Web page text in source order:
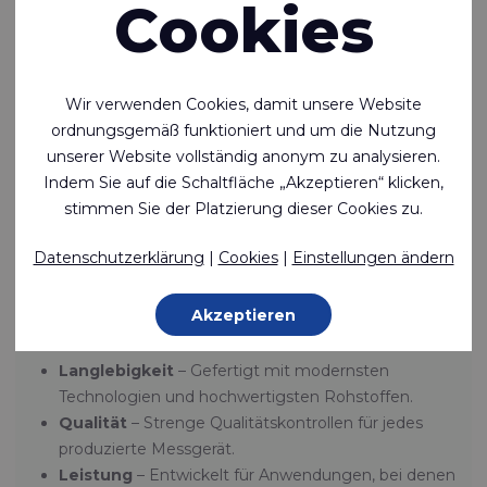
Schutzausrüstung (PSA).
Das Versprechen von Riverseal®
Zuverlässigkeitsgarantie
Mit über 40 Jahren Erfahrung hat Rivertex® Technical
Fabrics Riverseal® entwickelt, um höchste Qualitäts- und
Leistungsstandards zu erfüllen. Unser Engagement
spiegelt sich im Riverseal®-Gütesiegel wider, das
aufweist:
Zuverlässigkeit – Geprüft, zugelassen und nach
Langlebigkeit – Gefertigt mit modernsten
Technologien und hochwertigsten Rohstoffen.
Qualität – Strenge Qualitätskontrollen für jedes
produzierte Messgerät.
Leistung – Entwickelt für Anwendungen, bei denen
Cookies
Wir verwenden Cookies, damit unsere Website
ordnungsgemäß funktioniert und um die Nutzung
unserer Website vollständig anonym zu analysieren.
Indem Sie auf die Schaltfläche „Akzeptieren“ klicken,
stimmen Sie der Platzierung dieser Cookies zu.
Datenschutzerklärung | Cookies| Einstellungen ändern
Akzeptieren